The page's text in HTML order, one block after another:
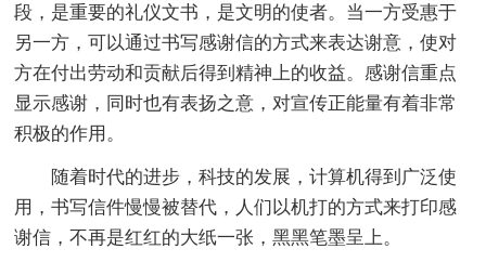
段，是重要的礼仪文书，是文明的使者。当一方受惠于
另一方，可以通过书写感谢信的方式来表达谢意，使对
方在付出劳动和贡献后得到精神上的收益。感谢信重点
显示感谢，同时也有表扬之意，对宣传正能量有着非常
积极的作用。
随着时代的进步，科技的发展，计算机得到广泛使
用，书写信件慢慢被替代，人们以机打的方式来打印感
谢信，不再是红红的大纸一张，黑黑笔墨呈上。